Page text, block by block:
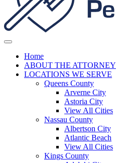
Home
ABOUT THE ATTORNEY
LOCATIONS WE SERVE
Queens County
Arverne City
Astoria City
View All Cities
Nassau County
Albertson City
Atlantic Beach
View All Cities
Kings County